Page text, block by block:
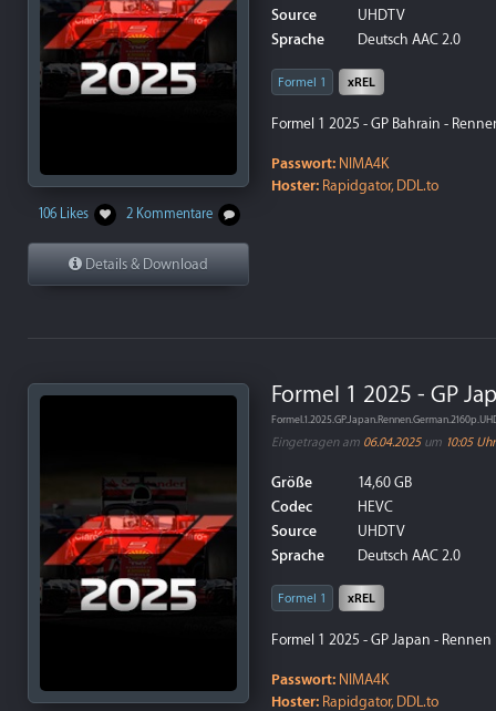
106 Likes 2 Kommentare
Details & Download
Source
UHDTV
Sprache
Deutsch AAC 2.0
Formel 1 xREL
Formel 1 2025 - GP Bahrain -
Passwort: NIMA4K
Hoster: Rapidgator, DDL.to
Formel 1 2025 - GP
Eingetragen am 06.04.2025um 10:05 Uhr
Größe
14,60 GB
Codec
HEVC
Source
UHDTV
Sprache
Deutsch AAC 2.0
Formel 1 xREL
Formel 1 2025 - GP Japan -
Passwort: NIMA4K
Hoster: Rapidgator, DDL.to